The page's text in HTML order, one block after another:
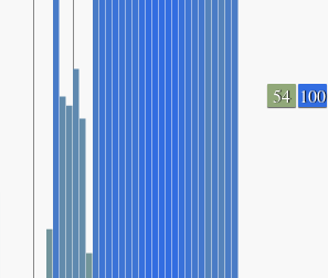
54 100